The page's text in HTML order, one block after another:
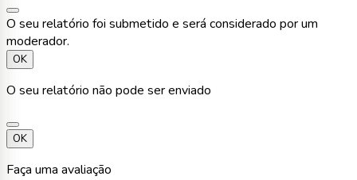
O seu relatório foi submetido e será considerado por um
moderador.
OK
O seu relatório não pode ser enviado
OK
Faça uma avaliação